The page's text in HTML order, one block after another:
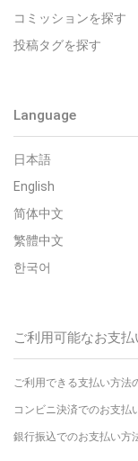
コミッションを探す
投稿タグを探す
Language
日本語
English
简体中文
繁體中文
한국어
ご利用可能なお支
ご利用できる支払い方法
コンビニ決済でのお支払
銀行振込でのお支払い方